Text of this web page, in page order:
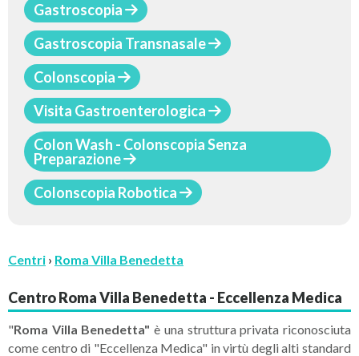
Gastroscopia
Gastroscopia Transnasale
Colonscopia
Visita Gastroenterologica
Colon Wash - Colonscopia Senza
Preparazione
Colonscopia Robotica
Centri › Roma Villa Benedetta
Centro Roma Villa Benedetta - Eccellenza Medica
"Roma Villa Benedetta" è una struttura privata riconosciuta
come centro di "Eccellenza Medica" in virtù degli alti standard